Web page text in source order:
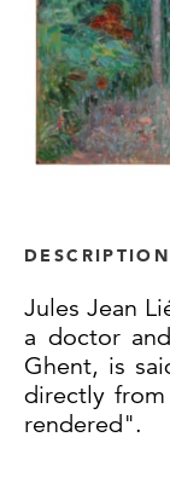
DESCRIPTION
Jules Jean
a doctor
Ghent, is
directly
rendered".